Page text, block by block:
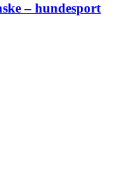
– hundesport